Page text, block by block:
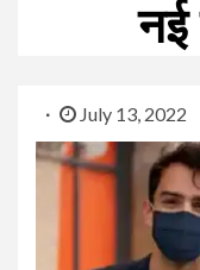
नई
July 13, 2022